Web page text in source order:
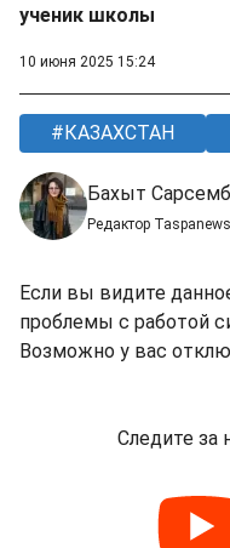
ученик школы
10 июня 2025 15:24
КАЗАХСТАН
Бахыт
Редактор
Если вы видите
проблемы с работой
Возможно у вас
Следите за